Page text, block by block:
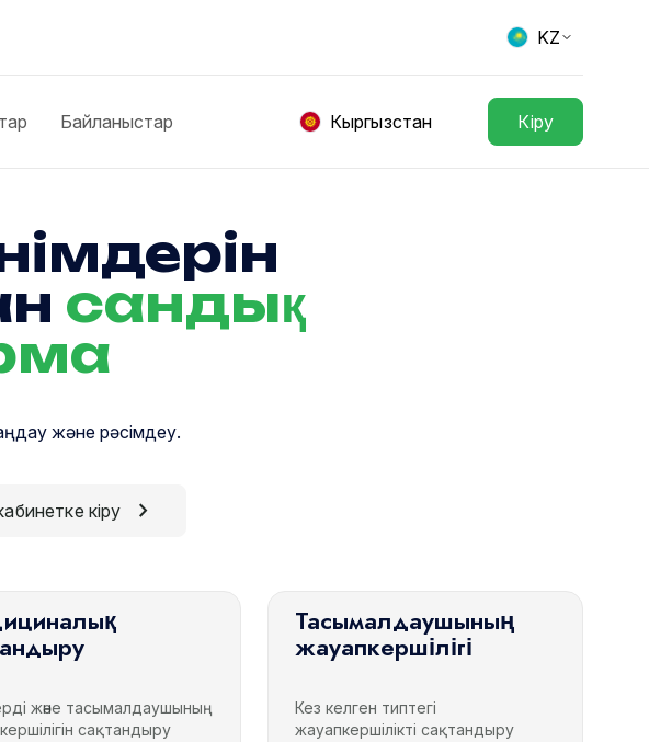
KZ
Байланыстар Кыргызстан Кіру
сандық
және рәсімдеу.
кіру chevron_right
және тасымалдаушының
сақтандыру
Тасымалдаушының
жауапкершілігі
Кез келген типтегі
жауапкершілікті сақтандыру